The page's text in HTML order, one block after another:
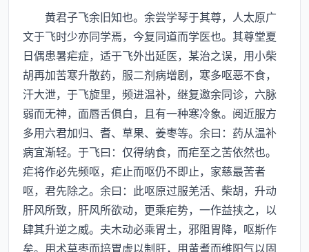
黄君子飞余旧知也。余尝学琴于其尊，人太原广
文于飞时少亦同学焉，今复同道而学医也。其尊堂夏
日偶患暑疟症，适于飞外出延医，某治之误，用小柴
胡再加苦寒升散药，服二剂病增剧，寒多呕恶不食，
汗大泄，于飞旋里，频进温补，继复邀余同诊，六脉
弱而无神，面唇舌俱白，且有一种寒冷象。阅近服方
多用六君加归、耆、草果、姜枣等。余曰：药从温补
病宜渐轻。于飞曰：仅得纳食，而疟至之苦依然也。
疟将作必先频呕，疟止而呕仍不即止，家慈最苦者
呕，君先除之。余曰：此呕原过服羌活、柴胡，升动
肝风所致，肝风所欲动，更乘疟势，一作益挟之，以
肆其升逆之威。夫木动必乘胃土，邪阻胃降，呕斯作
矣。用术草枣而培胃虚以制肝，用黄耆而维阳气以固